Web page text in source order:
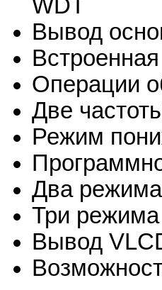
WDT
Вывод
Операции
Две
Режим
Два
Три
Вывод